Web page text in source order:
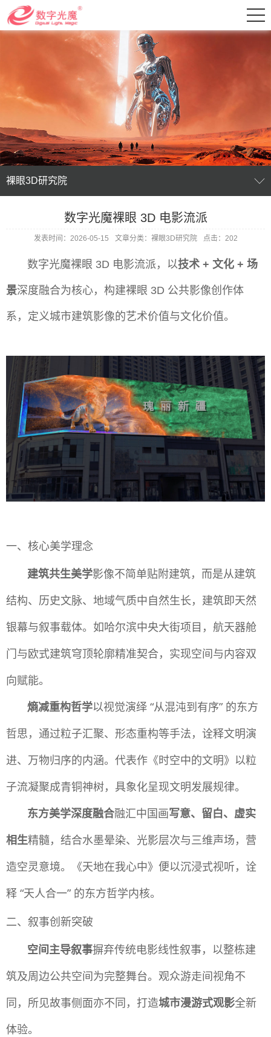
裸眼3D研究院
数字光魔裸眼 3D 电影流派
发表时间：2026-05-15 文章分类：裸眼3D研究院 点击：202
数字光魔裸眼 3D 电影流派，以技术 + 文化 + 场
景深度融合为核心，构建裸眼 3D 公共影像创作体
系，定义城市建筑影像的艺术价值与文化价值。
一、核心美学理念
建筑共生美学影像不简单贴附建筑，而是从建筑
结构、历史文脉、地域气质中自然生长，建筑即天然
银幕与叙事载体。如哈尔滨中央大街项目，航天器舱
门与欧式建筑穹顶轮廓精准契合，实现空间与内容双
向赋能。
熵减重构哲学以视觉演绎 “从混沌到有序” 的东方
哲思，通过粒子汇聚、形态重构等手法，诠释文明演
进、万物归序的内涵。代表作《时空中的文明》以粒
子流凝聚成青铜神树，具象化呈现文明发展规律。
东方美学深度融合融汇中国画写意、留白、虚实
相生精髓，结合水墨晕染、光影层次与三维声场，营
造空灵意境。《天地在我心中》便以沉浸式视听，诠
释 “天人合一” 的东方哲学内核。
二、叙事创新突破
空间主导叙事摒弃传统电影线性叙事，以整栋建
筑及周边公共空间为完整舞台。观众游走间视角不
同，所见故事侧面亦不同，打造城市漫游式观影全新
体验。